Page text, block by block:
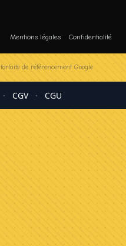
Mentions légales Confidentialité
forfaits de référencement Google
· CGV · CGU